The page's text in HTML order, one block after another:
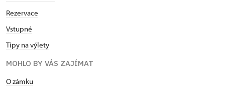
Rezervace
Vstupné
Tipy na výlety
MOHLO BY VÁS ZAJÍMAT
O zámku